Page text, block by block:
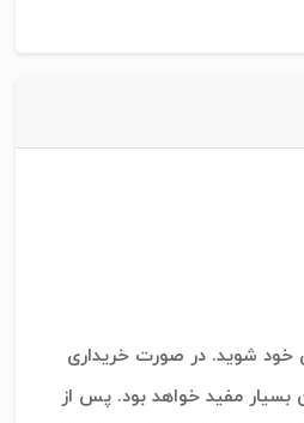
خود شوید. در صورت خریداری
بسیار مفید خواهد بود. پس از